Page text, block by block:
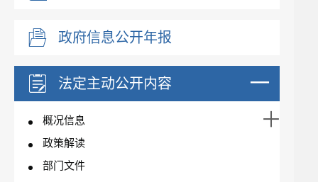
政府信息公开年报
法定主动公开内容
概况信息
政策解读
部门文件